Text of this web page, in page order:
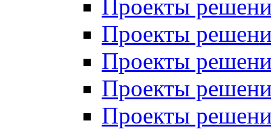
Проекты
Проекты
Проекты
Проекты
Проекты